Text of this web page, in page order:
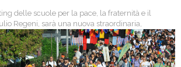
delle scuole per la pace, la fraternità e il
Regeni, sarà una nuova straordinaria,
di pace condivisa da 5000 giovani provenienti